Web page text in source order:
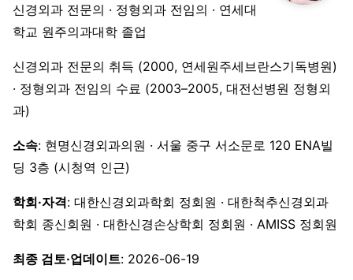
신경외과 전문의 · 정형외과 전임의 · 연세대
학교 원주의과대학 졸업
신경외과 전문의 취득 (2000, 연세원주세브란스기독병원)
· 정형외과 전임의 수료 (2003–2005, 대전선병원 정형외
과)
소속: 현명신경외과의원 · 서울 중구 서소문로 120 ENA빌
딩 3층 (시청역 인근)
학회·자격: 대한신경외과학회 정회원 · 대한척추신경외과
학회 종신회원 · 대한신경손상학회 정회원 · AMISS 정회원
최종 검토·업데이트: 2026-06-19